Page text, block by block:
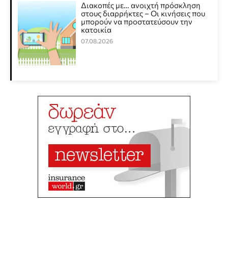
Διακοπές με… ανοιχτή πρόσκληση
στους διαρρήκτες – Οι κινήσεις που
μπορούν να προστατεύσουν την
κατοικία
07.08.2026